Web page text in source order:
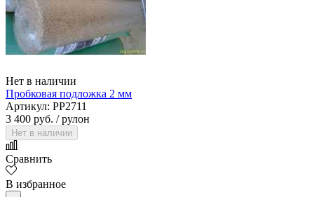
Нет в наличии
Пробковая подложка 2 мм
Артикул: PP2711
3 400 руб. / рулон
Нет в наличии
Сравнить
В избранное